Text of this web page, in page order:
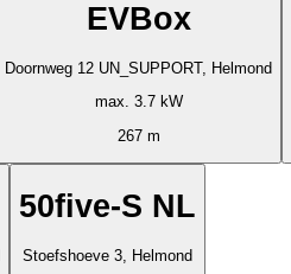
EVBox
Doornweg 12 UN_SUPPORT, Helmond
max. 3.7 kW
267 m
50five-S NL
Stoefshoeve 3, Helmond